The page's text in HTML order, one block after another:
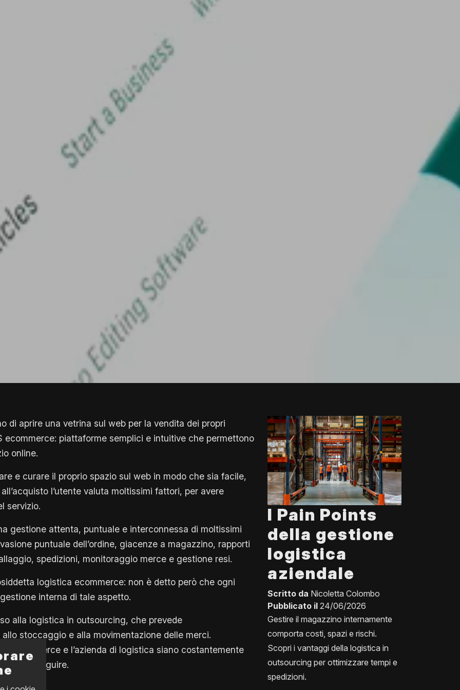
di aprire una vetrina sul web per la vendita dei propri
ecommerce: piattaforme semplici e intuitive che permettono
online.
e curare il proprio spazio sul web in modo che sia facile,
l’utente valuta moltissimi fattori, per avere
servizio.
gestione attenta, puntuale e interconnessa di moltissimi
puntuale dell’ordine, giacenze a magazzino, rapporti
spedizioni, monitoraggio merce e gestione resi.
logistica ecommerce: non è detto però che ogni
interna di tale aspetto.
alla logistica in outsourcing, che prevede
stoccaggio e alla movimentazione delle merci.
e l’azienda di logistica siano costantemente
da seguire.
I Pain Points
della gestione
logistica
aziendale
Scritto da Nicoletta Colombo
Pubblicato il 24/06/2026
Gestire il magazzino internamente
comporta costi, spazi e rischi.
Scopri i vantaggi della logistica in
outsourcing per ottimizzare tempi e
spedizioni.